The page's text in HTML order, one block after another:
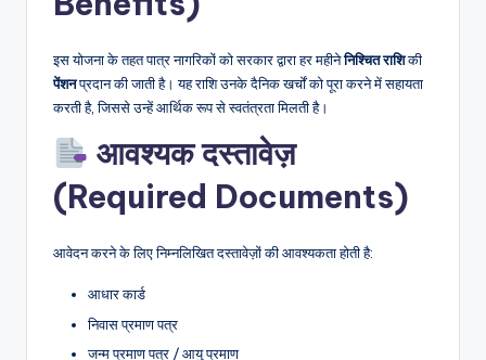
इस योजना के तहत पात्र नागरिकों को सरकार द्वारा हर महीनेनिश्चित राशिकी
पेंशनप्रदान की जाती है। यह राशि उनके दैनिक खर्चों को पूरा करने में सहायता
करती है, जिससे उन्हें आर्थिक रूप से स्वतंत्रता मिलती है।
आवश्यक दस्तावेज़
(Required Documents)
आवेदन करने के लिए निम्नलिखित दस्तावेज़ों की आवश्यकता होती है:
आधार कार्ड
निवास प्रमाण पत्र
जन्म प्रमाण पत्र / आयु प्रमाण